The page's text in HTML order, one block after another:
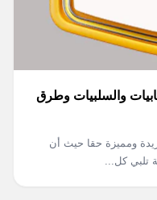
والسلبيات وطرق
ومميزة حقا حيث أن